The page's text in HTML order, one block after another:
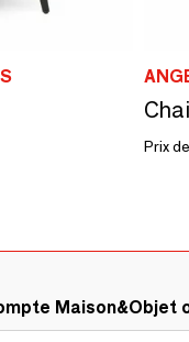
Prix
Maison&Objet